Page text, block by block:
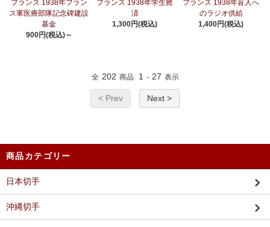
フランス 1938年フラン
ス軍医療部隊記念碑建設
基金
900円(税込)～
フランス 1938年学生救
済
1,300円(税込)
フランス 1938年盲人へ
のラジオ供給
1,400円(税込)
全 202 商品 1 - 27 表示
< Prev Next >
商品カテゴリー
日本切手
沖縄切手